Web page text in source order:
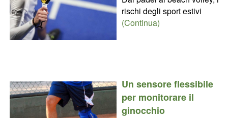
rischi degli sport estivi
(Continua)
Un sensore flessibile
per monitorare il
ginocchio